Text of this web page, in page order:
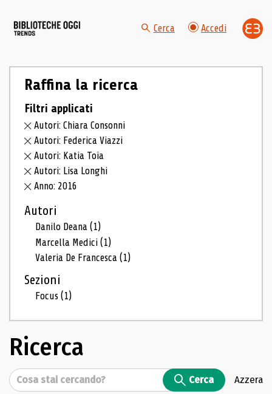
Cerca Accedi
Raffina la ricerca
Filtri applicati
Autori: Chiara Consonni
Autori: Federica Viazzi
Autori: Katia Toia
Autori: Lisa Longhi
Anno: 2016
Autori
Danilo Deana(1)
Marcella Medici(1)
Valeria De Francesca(1)
Sezioni
Focus(1)
Ricerca
Cerca Cerca Azzera